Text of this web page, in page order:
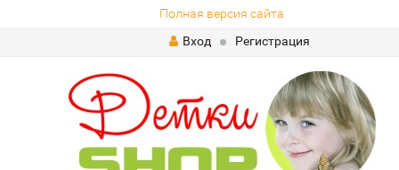
Полная версия сайта
Вход
Регистрация